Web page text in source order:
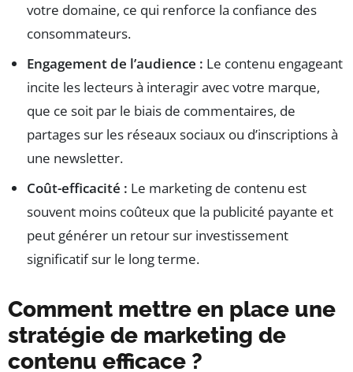
votre domaine, ce qui renforce la confiance des
consommateurs.
Engagement de l’audience : Le contenu engageant
incite les lecteurs à interagir avec votre marque,
que ce soit par le biais de commentaires, de
partages sur les réseaux sociaux ou d’inscriptions à
une newsletter.
Coût-efficacité : Le marketing de contenu est
souvent moins coûteux que la publicité payante et
peut générer un retour sur investissement
significatif sur le long terme.
Comment mettre en place une
stratégie de marketing de
contenu efficace ?